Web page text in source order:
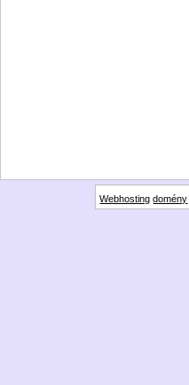
Webhosting domény